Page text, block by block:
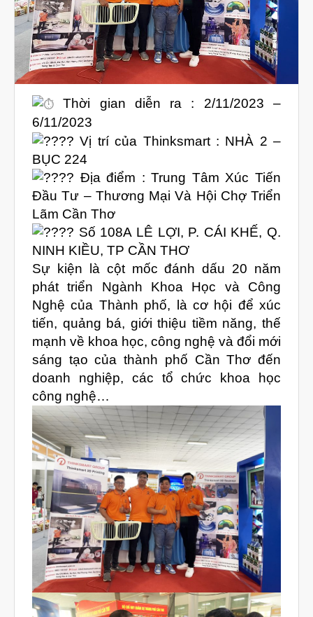
Máy In 3D FDM Để Bàn & Công
Nghiệp
Bio Printer – In 3D Sinh Học Ứng
Dụng Lâm Sàng
Máy Quét 3D
Máy In 3D Kim Loại
3D_Altair
Khuyết Tật RE & QC
Dịch Vụ
Dịch Vụ Quét 3D Cao Cấp & RE
Phân tích lực & Mô phỏng
3D_Altair
Dịch Vụ Kiểm Tra Chất Lượng
Mockup Buck
Dịch vụ thiết kế khuôn đúc
Giải Pháp
Automotive
Aerospace
Industries
Marine
Medical
Ứng Dụng
Thư Viện
Video
Liên Hệ
Thời gian diễn ra : 2/11/2023 –
6/11/2023
Vị trí của Thinksmart : NHÀ 2 –
BỤC 224
Địa điểm : Trung Tâm Xúc Tiến
Đầu Tư – Thương Mại Và Hội Chợ Triển
Lãm Cần Thơ
Số 108A LÊ LỢI, P. CÁI KHẾ, Q.
NINH KIỀU, TP CẦN THƠ
Sự kiện là cột mốc đánh dấu 20 năm
phát triển Ngành Khoa Học và Công
Nghệ của Thành phố, là cơ hội để xúc
tiến, quảng bá, giới thiệu tiềm năng, thế
mạnh về khoa học, công nghệ và đổi mới
sáng tạo của thành phố Cần Thơ đến
doanh nghiệp, các tổ chức khoa học
công nghệ…